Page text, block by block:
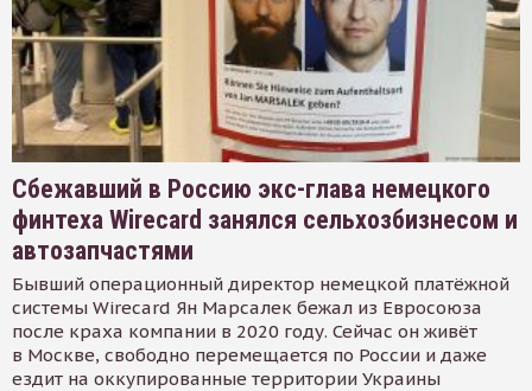
Сбежавший в Россию экс-глава немецкого
финтеха Wirecard занялся сельхозбизнесом и
автозапчастями
Бывший операционный директор немецкой платёжной
системы Wirecard Ян Марсалек бежал из Евросоюза
после краха компании в 2020 году. Сейчас он живёт
в Москве, свободно перемещается по России и даже
ездит на оккупированные территории Украины